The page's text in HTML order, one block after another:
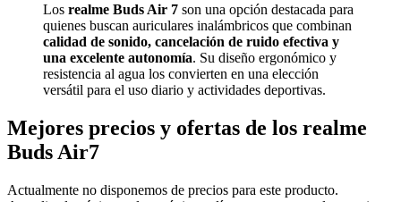
Los realme Buds Air 7 son una opción destacada para
quienes buscan auriculares inalámbricos que combinan
calidad de sonido, cancelación de ruido efectiva y
una excelente autonomía. Su diseño ergonómico y
resistencia al agua los convierten en una elección
versátil para el uso diario y actividades deportivas.
Mejores precios y ofertas de los realme
Buds Air7
Actualmente no disponemos de precios para este producto.